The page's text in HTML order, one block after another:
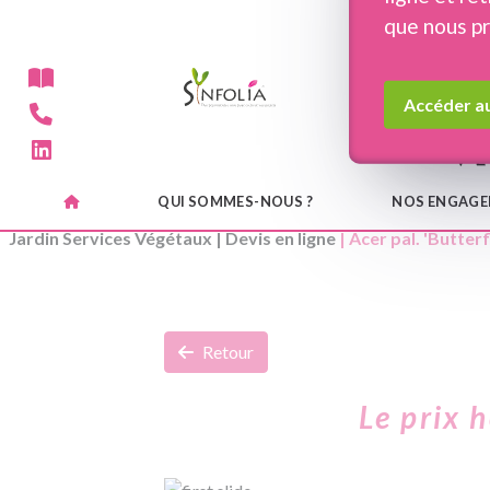
QUI SOMMES-NOUS ? NOS
que nous
Accéder
Jardin Services Végétaux|Devis en ligne| Acer pal.
Retour
Le prix